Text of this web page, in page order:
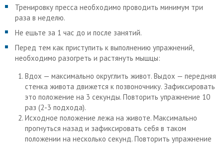
Тренировку пресса необходимо проводить минимум три
раза в неделю.
Не ешьте за 1 час до и после занятий.
Перед тем как приступить к выполнению упражнений,
необходимо разогреть и растянуть мышцы:
Вдох — максимально округлить живот. Выдох — передняя
стенка живота движется к позвоночнику. Зафиксировать
это положение на 3 секунды. Повторить упражнение 10
раз (2-3 подхода).
Исходное положение лежа на животе. Максимально
прогнуться назад и зафиксировать себя в таком
положении на несколько секунд. Повторить упражнение